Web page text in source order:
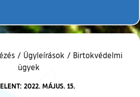
/ Ügyleírások / Birtokvédelmi
ügyek
2022. MÁJUS. 15.